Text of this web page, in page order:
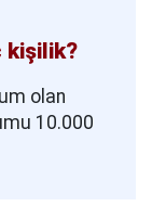
kişilik?
olan
10.000